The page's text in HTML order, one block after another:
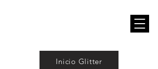
Inicio Glitter